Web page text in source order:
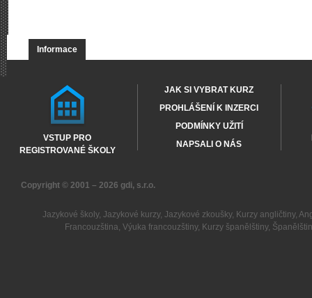
Informace
VSTUP PRO
REGISTROVANÉ ŠKOLY
JAK SI VYBRAT KURZ
PROHLÁŠENÍ K INZERCI
PODMÍNKY UŽITÍ
NAPSALI O NÁS
Copyright © 2001 – 2026 gdi, s.r.o.
Jazykové školy, Jazykové kurzy, Jazykové zkoušky, Kurzy angličtiny,
Francouzština,Výuka francouzštiny, Kurzy španělštiny,